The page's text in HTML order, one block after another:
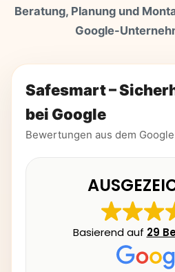
Beratung, Planung und
Google-
Safesmart –
bei Google
Bewertungen aus dem
Basierend auf 29